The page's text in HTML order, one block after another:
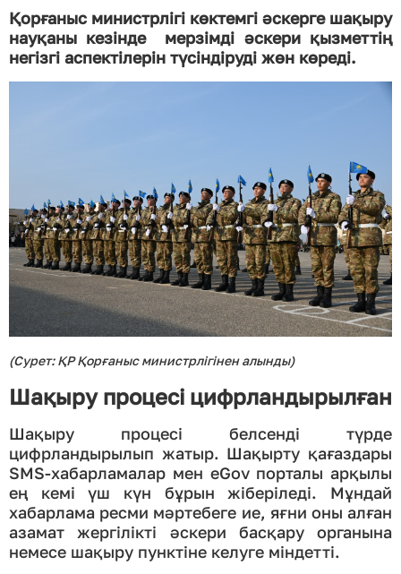
Қорғаныс министрлігі көктемгі әскерге шақыру
науқаны кезінде мерзімді әскери қызметтің
негізгі аспектілерін түсіндіруді жөн көреді.
(Сурет: ҚР Қорғаныс министрлігінен алынды)
Шақыру процесі цифрландырылған
Шақыру процесі белсенді түрде
цифрландырылып жатыр. Шақырту қағаздары
SMS-хабарламалар мен eGov порталы арқылы
ең кемі үш күн бұрын жіберіледі. Мұндай
хабарлама ресми мәртебеге ие, яғни оны алған
азамат жергілікті әскери басқару органына
немесе шақыру пунктіне келуге міндетті.